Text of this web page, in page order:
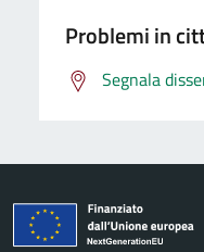
Problemi in
Segnala